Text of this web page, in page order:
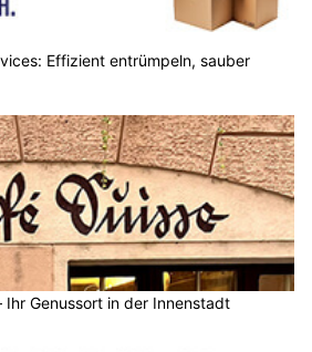
Effizient entrümpeln, sauber
Ihr Genussort in der Innenstadt